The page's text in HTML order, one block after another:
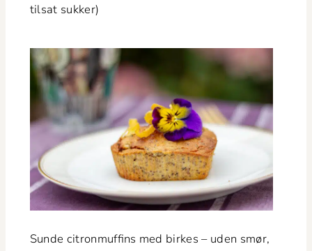
tilsat sukker)
Sunde cit­ron­muffins med birkes – uden smør,